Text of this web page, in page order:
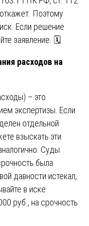
Поэтому
Если решение
заявление. 🗓️
расходов на
– это
экспертизы. Если
отдельной
взыскать эти
Суды
была
давности истекал,
в иске
руб., на срочность